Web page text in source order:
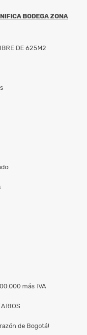
BODEGA ZONA
DE 625M2
más IVA
de Bogotá!